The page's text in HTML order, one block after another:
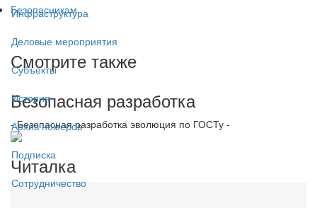
Инфраструктура
Деловые мероприятия
Субъекты
История
Архив номеров
Подписка
Сотрудничество
Безопасникам
Смотрите также
Безопасная разработка
- Безопасная разработка эволюция по ГОСТу -
Читалка